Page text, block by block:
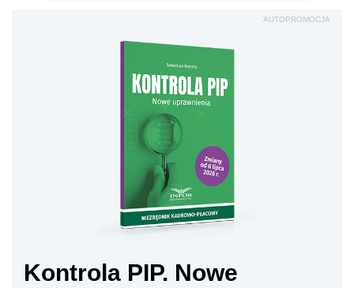
AUTOPROMOCJA
Kontrola PIP. Nowe